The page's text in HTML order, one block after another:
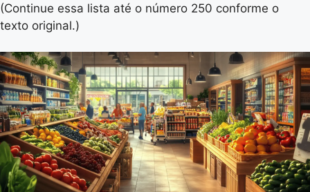
(Continue essa lista até o número 250 conforme o
texto original.)